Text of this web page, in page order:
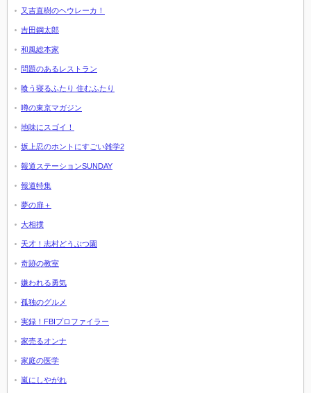
又吉直樹のヘウレーカ！
吉田鋼太郎
和風総本家
問題のあるレストラン
喰う寝るふたり 住むふたり
噂の東京マガジン
地味にスゴイ！
坂上忍のホントにすごい雑学2
報道ステーションSUNDAY
報道特集
夢の扉＋
大相撲
天才！志村どうぶつ園
奇跡の教室
嫌われる勇気
孤独のグルメ
実録！FBIプロファイラー
家売るオンナ
家庭の医学
嵐にしやがれ